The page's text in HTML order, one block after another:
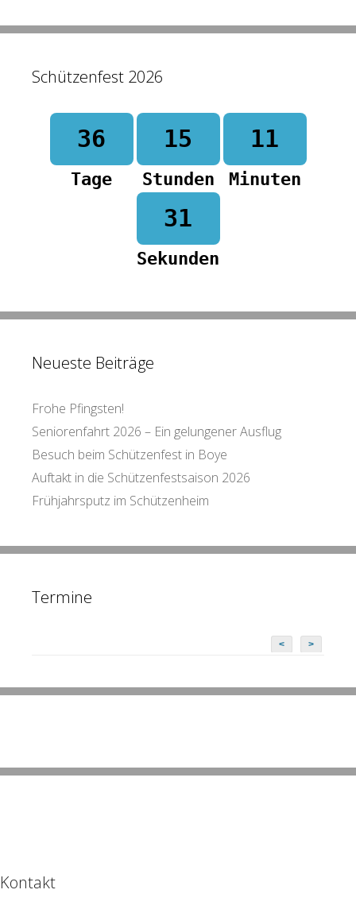
Schützenfest 2026
36
Tage
15
Stunden
11
Minuten
31
Sekunden
Neueste Beiträge
Frohe Pfingsten!
Seniorenfahrt 2026 – Ein gelungener Ausflug
Besuch beim Schützenfest in Boye
Auftakt in die Schützenfestsaison 2026
Frühjahrsputz im Schützenheim
Termine
< >
Kontakt